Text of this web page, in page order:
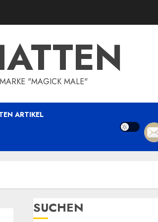
"MAGICK MALE"
ARTIKEL
SUCHEN